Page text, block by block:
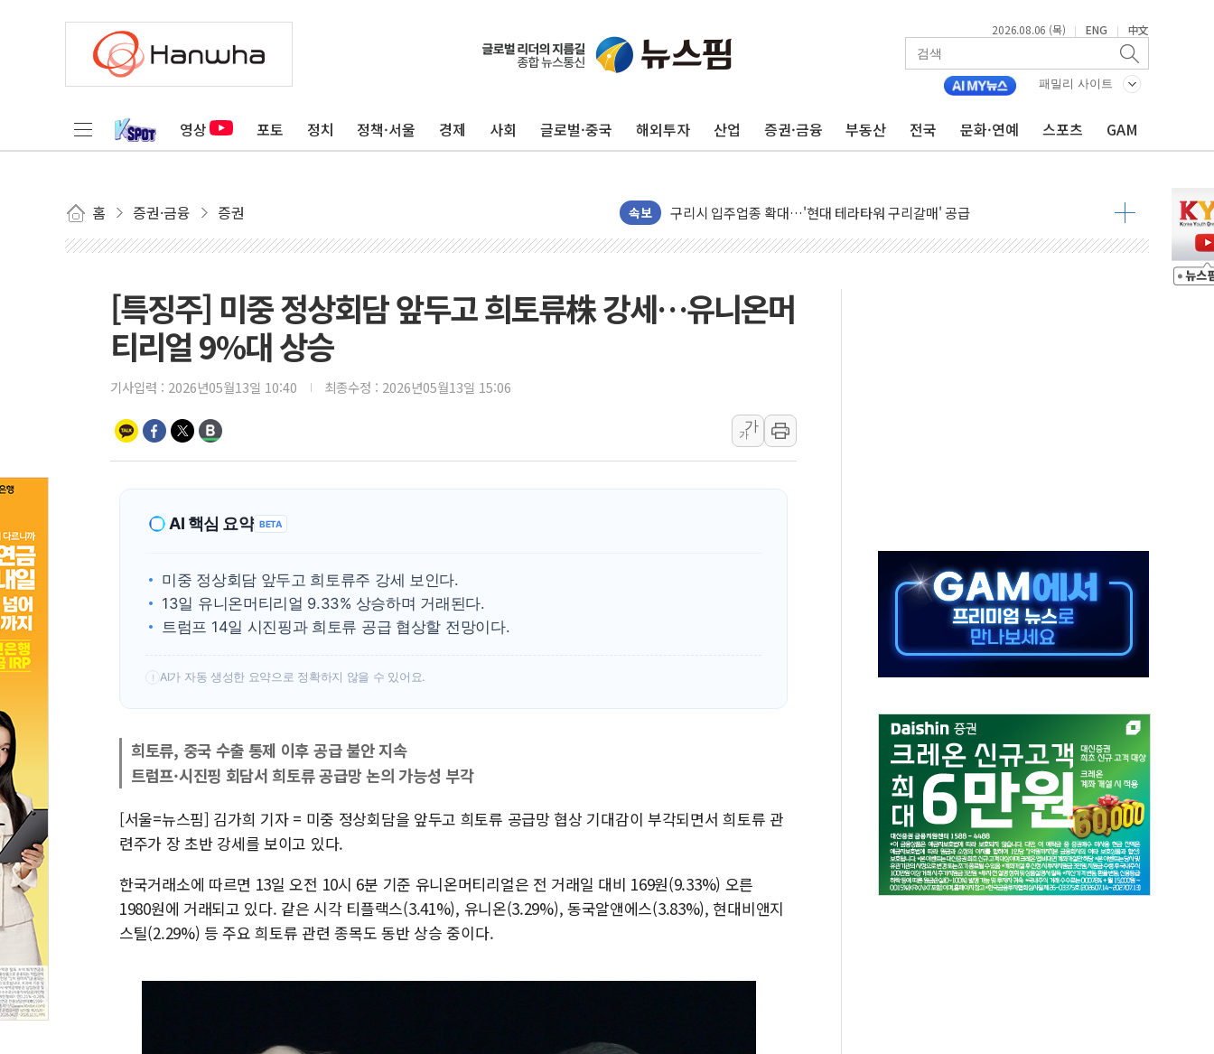
2026.08.06 (목) | ENG | 中文
패밀리 사이트
영상 포토 정치 정책·서울 경제 사회 글로벌·중국 해외투자 산업 증권·금융 부동산 전국 문화·연예 스포츠 GAM
홈 증권·금융 증권 속보
서울 아파트값 0.26%↑…상승폭 커졌지만 고가주택 밀집된 강남·서초 둔화
효성중공업, 덴마크에 초고압변압기 첫 공급...국가 전력망에 첫 입성
CJ프레시웨이, 2분기 영업익 14.2% 감소…"온라인 사업으로 성장"
KCC, 실적은 주춤했지만…'매출 절반' 실리콘 반등에 하반기 기대
정점식 "사관학교 통합 정치 프레임에 졸속 추진…'잼데믹' 안보까지 몰고 와"
日, 아키타에 일본 최대 규모의 AI 데이터센터 건설 추진
[종합] 李대통령 "취약계층 안부에 AI 활용…이주노동자 폭염 방치, 국격 훼손"
李대통령 "국민 체감 못 하는 정책은 무용…성역 없는 국정 개선 집행"
현대백화점그룹, 농식품부와 농촌 창업기업 15곳 키운다
삼성전자, 넷리스트와 5년 전략적 제휴…HBM 특허 분쟁 종결
中 미국 신장 제재에 '강경 맞 보복' 대미 드론 수출 통제· 기업 제재
[특징주] 미중 정상회담 앞두고 희토류株 강세…유니온머
티리얼 9%대 상승
기사입력 : 2026년05월13일 10:40 최종수정 : 2026년05월13일 15:06
가
가
AI 핵심 요약 BETA
미중 정상회담 앞두고 희토류주 강세 보인다.
13일 유니온머티리얼 9.33% 상승하며 거래된다.
트럼프 14일 시진핑과 희토류 공급 협상할 전망이다.
! AI가 자동 생성한 요약으로 정확하지 않을 수 있어요.
희토류, 중국 수출 통제 이후 공급 불안 지속
트럼프·시진핑 회담서 희토류 공급망 논의 가능성 부각
[서울=뉴스핌] 김가희 기자 = 미중 정상회담을 앞두고 희토류 공급망 협상 기대감이 부각되면서 희토류 관
련주가 장 초반 강세를 보이고 있다.
한국거래소에 따르면 13일 오전 10시 6분 기준 유니온머티리얼은 전 거래일 대비 169원(9.33%) 오른
1980원에 거래되고 있다. 같은 시각 티플랙스(3.41%), 유니온(3.29%), 동국알앤에스(3.83%), 현대비앤지
스틸(2.29%) 등 주요 희토류 관련 종목도 동반 상승 중이다.